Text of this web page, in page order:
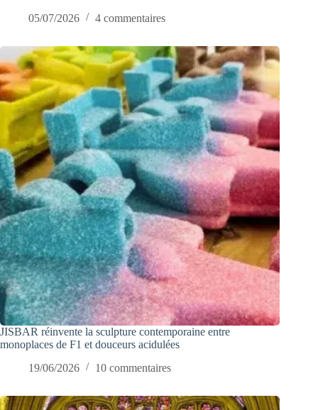
05/07/2026
4 commentaires
JISBAR réinvente la sculpture contemporaine entre
monoplaces de F1 et douceurs acidulées
19/06/2026
10 commentaires